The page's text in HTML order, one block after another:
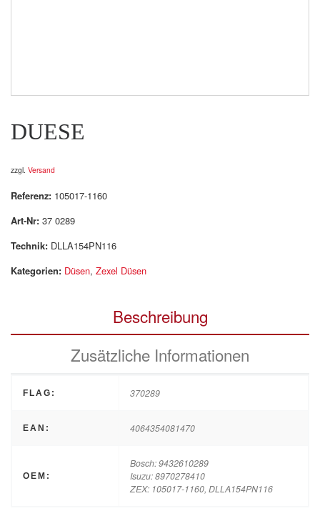
DUESE
zzgl. Versand
Referenz: 105017-1160
Art-Nr: 37 0289
Technik: DLLA154PN116
Kategorien: Düsen, Zexel Düsen
Beschreibung
Zusätzliche Informationen
FLAG: 370289
EAN: 4064354081470
OEM:
Bosch: 9432610289
Isuzu: 8970278410
ZEX: 105017-1160, DLLA154PN116